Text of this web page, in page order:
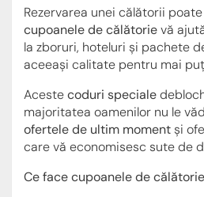
Rezervarea unei călătorii
cupoanele de călătorievă
la zboruri, hoteluri și pachete
aceeași calitate pentru mai
Acestecoduri speciale
majoritatea oamenilor nu le
ofertele de ultim moment și
care vă economisesc sute de
Ce face cupoanele de